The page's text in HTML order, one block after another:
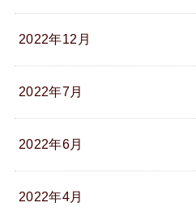
2022年12月
2022年7月
2022年6月
2022年4月